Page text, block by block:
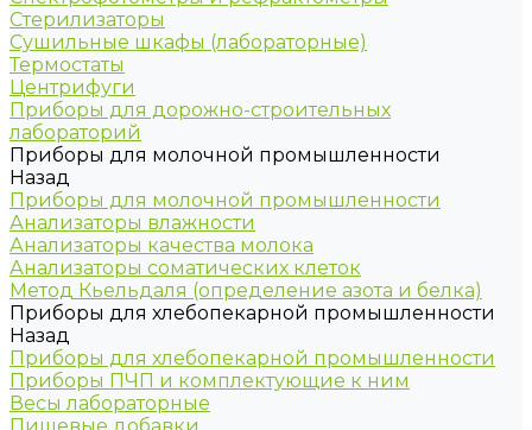
Стерилизаторы
Сушильные шкафы (лабораторные)
Термостаты
Центрифуги
Приборы для дорожно-строительных
лабораторий
Приборы для молочной промышленности
Назад
Приборы для молочной промышленности
Анализаторы влажности
Анализаторы качества молока
Анализаторы соматических клеток
Метод Кьельдаля (определение азота и белка)
Приборы для хлебопекарной промышленности
Назад
Приборы для хлебопекарной промышленности
Приборы ПЧП и комплектующие к ним
Весы лабораторные